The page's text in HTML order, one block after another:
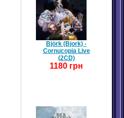
Björk (Bjork) -
Cornucopia Live
(2CD)
1180 грн